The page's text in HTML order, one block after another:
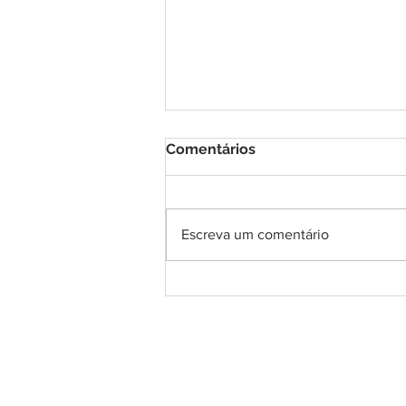
Comentários
Escreva um comentário